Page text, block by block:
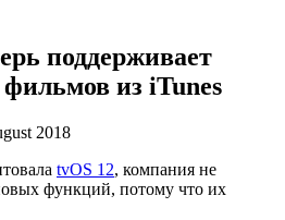
поддерживает
из iTunes
2018
tvOS 12, компания не
функций, потому что их